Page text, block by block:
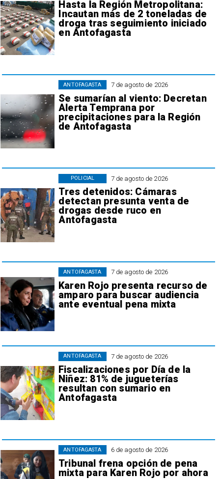
Hasta la Región Metropolitana:
Incautan más de 2 toneladas de
droga tras seguimiento iniciado
en Antofagasta
7 de agosto de 2026
Se sumarían al viento: Decretan
Alerta Temprana por
precipitaciones para la Región
de Antofagasta
ANTOFAGASTA
7 de agosto de 2026
Tres detenidos: Cámaras
detectan presunta venta de
drogas desde ruco en
Antofagasta
POLICIAL
7 de agosto de 2026
Karen Rojo presenta recurso de
amparo para buscar audiencia
ante eventual pena mixta
ANTOFAGASTA
7 de agosto de 2026
Fiscalizaciones por Día de la
Niñez: 81% de jugueterías
resultan con sumario en
Antofagasta
ANTOFAGASTA
6 de agosto de 2026
Tribunal frena opción de pena
mixta para Karen Rojo por ahora
ANTOFAGASTA